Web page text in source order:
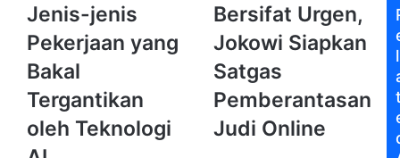
Jenis-
jenis
Pekerjaan
yang
Bakal
Tergantikan
oleh
Teknologi
Jenis-jenis
Pekerjaan yang
Bakal
Tergantikan
oleh Teknologi
Bersifat
Urgen,
Jokowi
Siapkan
Satgas
Pemberantasan
Judi
Online
Bersifat Urgen,
Jokowi Siapkan
Satgas
Pemberantasan
Judi Online
l